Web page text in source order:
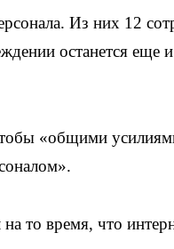
Из них 12
останется
«общими
то время, что